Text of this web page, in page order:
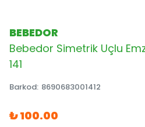
BEBEDOR
Bebedor Simetrik Uçlu
141
Barkod: 8690683001412
₺ 100.00